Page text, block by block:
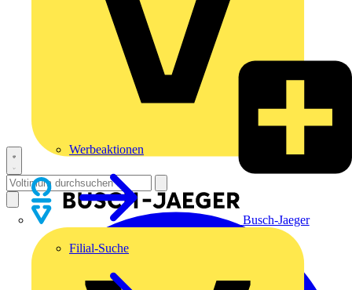
Busch-Jaeger
Werbeaktionen
Filial-Suche